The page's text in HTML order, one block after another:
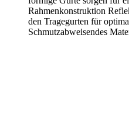
Rahmenkonstruktion
den Tragegurten für
Schmutzabweisendes